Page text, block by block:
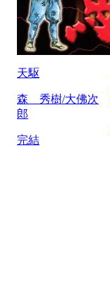
天駆
森 秀樹/大佛次
郎
完結